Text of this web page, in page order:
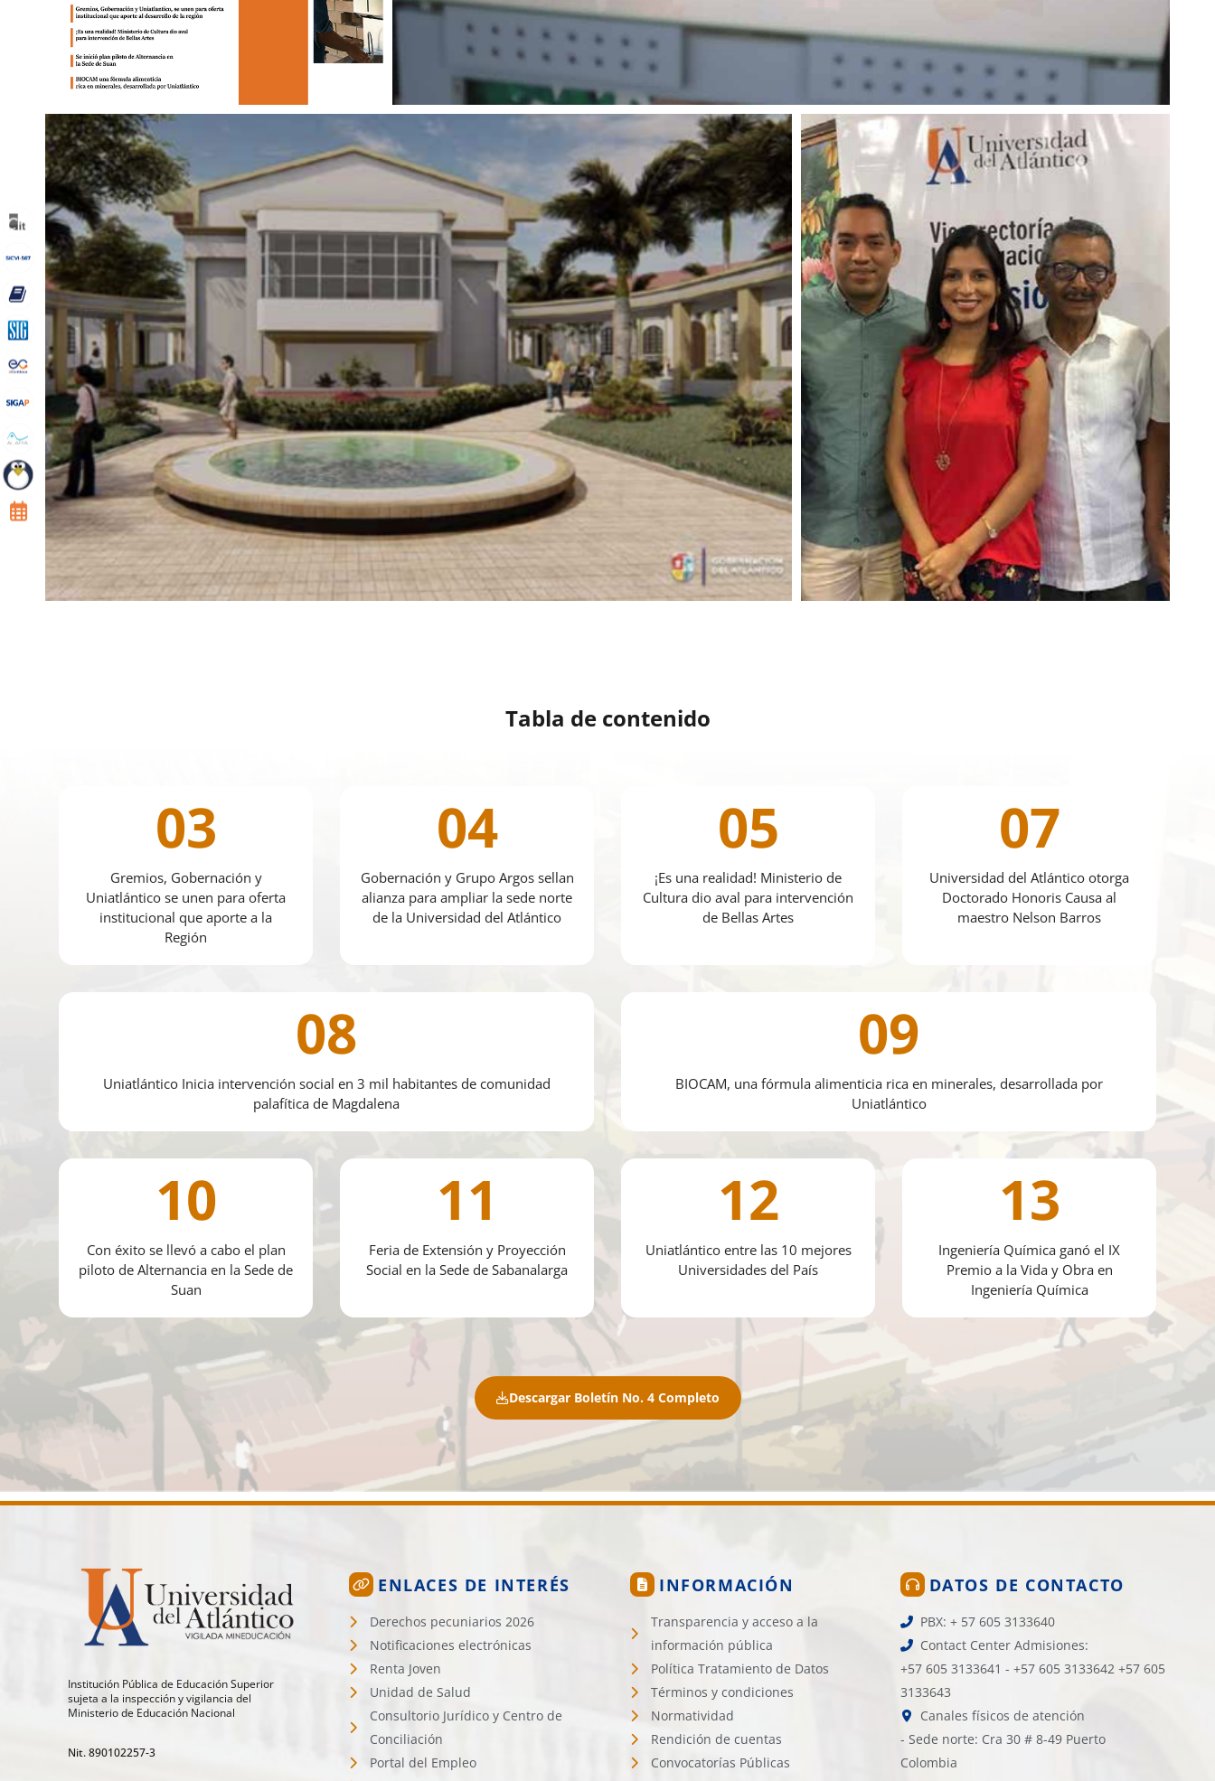
Tabla de contenido
03
Gremios, Gobernación y
Uniatlántico se unen para oferta
institucional que aporte a la
Región
04
Gobernación y Grupo Argos sellan
alianza para ampliar la sede norte
de la Universidad del Atlántico
05
¡Es una realidad! Ministerio de
Cultura dio aval para intervención
de Bellas Artes
07
Universidad del Atlántico otorga
Doctorado Honoris Causa al
maestro Nelson Barros
08
Uniatlántico Inicia intervención social en 3 mil habitantes de comunidad
palafítica de Magdalena
09
BIOCAM, una fórmula alimenticia rica en minerales, desarrollada por
Uniatlántico
10
Con éxito se llevó a cabo el plan
piloto de Alternancia en la Sede de
Suan
11
Feria de Extensión y Proyección
Social en la Sede de Sabanalarga
12
Uniatlántico entre las 10 mejores
Universidades del País
13
Ingeniería Química ganó el IX
Premio a la Vida y Obra en
Ingeniería Química
Descargar Boletín No. 4 Completo
Institución Pública de Educación Superior
sujeta a la inspección y vigilancia del
Ministerio de Educación Nacional
Nit. 890102257-3
ENLACES DE INTERÉS
Derechos pecuniarios 2026
Notificaciones electrónicas
Renta Joven
Unidad de Salud
Consultorio Jurídico y Centro de
Conciliación
Portal del Empleo
INFORMACIÓN
Transparencia y acceso a la
información pública
Política Tratamiento de Datos
Términos y condiciones
Normatividad
Rendición de cuentas
Convocatorías Públicas
DATOS DE CONTACTO
PBX: + 57 605 3133640
Contact Center Admisiones:
+57 605 3133641 - +57 605 3133642 +57 605
3133643
Canales físicos de atención
- Sede norte: Cra 30 # 8-49 Puerto
Colombia